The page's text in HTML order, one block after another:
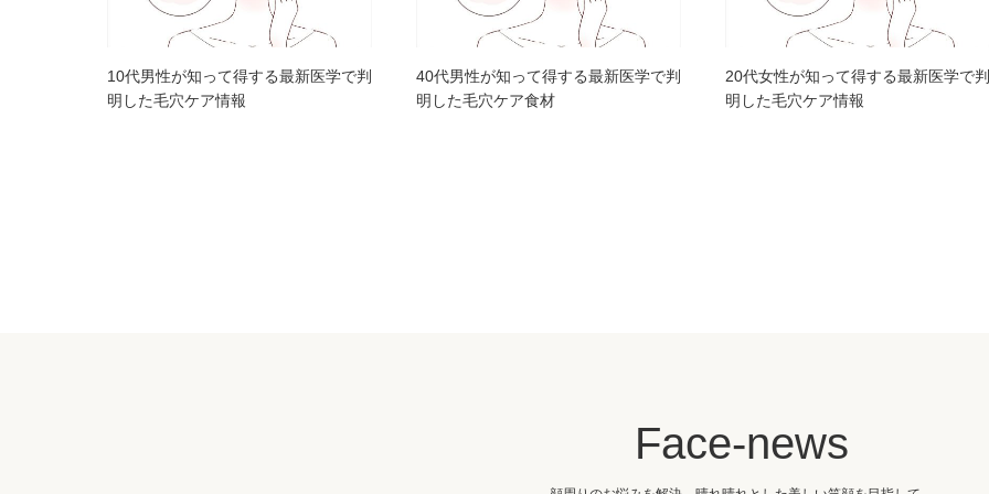
10代男性が知って得する最新医学で判
明した毛穴ケア情報
40代男性が知って得する最新医学で判
明した毛穴ケア食材
20代女性が知って得する最新医学で判
明した毛穴ケア情報
Face-news